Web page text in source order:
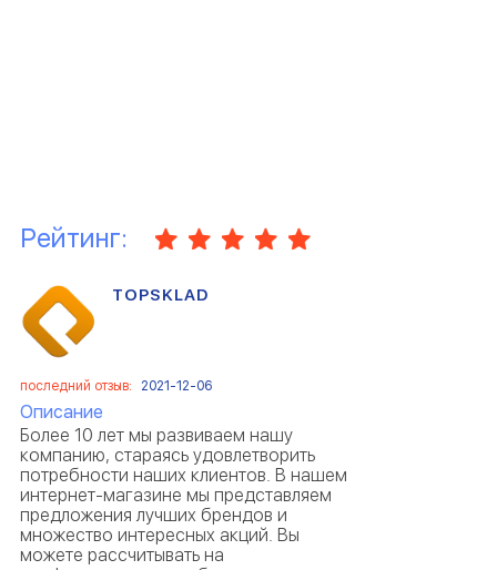
Рейтинг:
TOPSKLAD
последний отзыв: 2021-12-06
Описание
Более 10 лет мы развиваем нашу
компанию, стараясь удовлетворить
потребности наших клиентов. В нашем
интернет-магазине мы представляем
предложения лучших брендов и
множество интересных акций. Вы
можете рассчитывать на